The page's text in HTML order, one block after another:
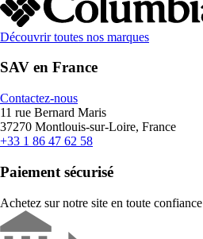
Découvrir toutes nos marques
SAV en France
Contactez-nous
11 rue Bernard Maris
37270 Montlouis-sur-Loire, France
+33 1 86 47 62 58
Paiement sécurisé
Achetez sur notre site en toute confiance